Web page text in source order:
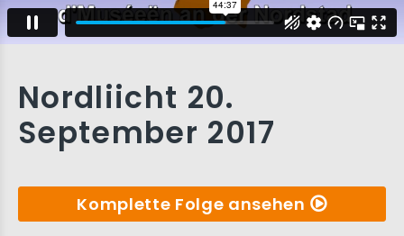
Nordliicht 20.
September 2017
Komplette Folge ansehen